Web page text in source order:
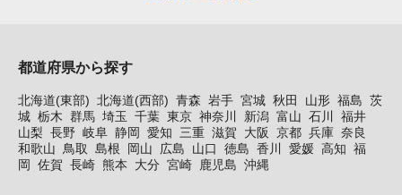
都道府県から探す
北海道(東部) 北海道(西部) 青森 岩手 宮城 秋田 山形 福島 茨
城 栃木 群馬 埼玉 千葉 東京 神奈川 新潟 富山 石川
福井
山梨 長野 岐阜 静岡 愛知 三重 滋賀 大阪 京都 兵庫 奈良
和歌山 鳥取 島根 岡山 広島 山口 徳島 香川 愛媛 高知 福
岡
佐賀 長崎 熊本 大分 宮崎 鹿児島 沖縄